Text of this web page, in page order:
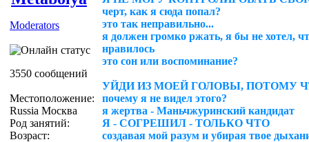
Moderators
3550 сообщений
Местоположение:
Russia Москва
Род занятий:
Возраст:
черт, как я сюда попал?
это так неправильно...
я должен громко ржать, я бы не хотел,
нравилось
это сон или воспоминание?
УЙДИ ИЗ МОЕЙ ГОЛОВЫ, ПОТОМУ
почему я не видел этого?
я жертва - Маньчжуринский кандидат
Я - СОГРЕШИЛ - ТОЛЬКО ЧТО
создавая мой разум и убирая твое